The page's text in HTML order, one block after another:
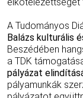
A Tudományos
Balázs kulturális
Beszédében
a TDK
pályázat
pályamunkák